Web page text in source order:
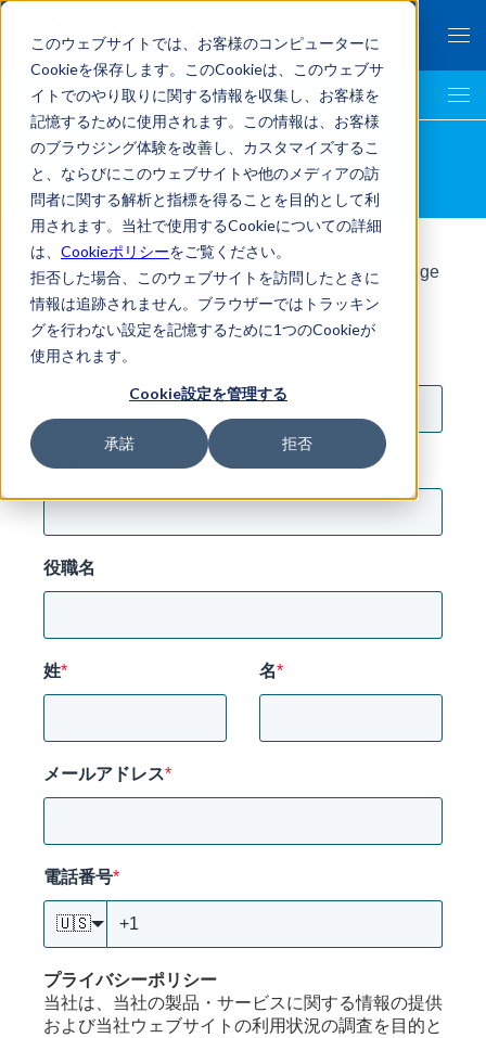
このウェブサイトでは、お客様のコンピューターに
Cookieを保存します。このCookieは、このウェブサ
イトでのやり取りに関する情報を収集し、お客様を
記憶するために使用されます。この情報は、お客様
のブラウジング体験を改善し、カスタマイズするこ
と、ならびにこのウェブサイトや他のメディアの訪
問者に関する解析と指標を得ることを目的として利
用されます。当社で使用するCookieについての詳細
は、 Cookieポリシーをご覧ください。
拒否した場合、このウェブサイトを訪問したときに
情報は追跡されません。ブラウザーではトラッキン
グを行わない設定を記憶するために1つのCookieが
使用されます。
Cookie設定を管理する
承諾 拒否
Business Intelligence Top
資料ダウンロード
ビジネスデータ分析支援ツール「KIBIT Knowledge
Probe」の詳細資料をダウンロードできます。
下記欄にご記入の上、送信してください
会社名*
部署*
役職名
姓* 名*
メールアドレス*
電話番号*
🇺🇸
プライバシーポリシー
当社は、当社の製品・サービスに関する情報の提供
および当社ウェブサイトの利用状況の調査を目的と